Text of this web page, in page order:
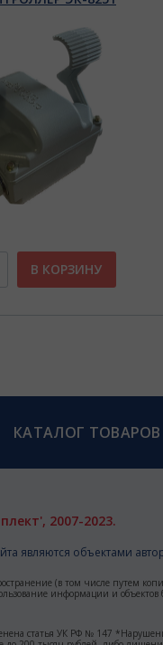
В КОРЗИНУ
КАТАЛОГ ТОВАРОВ
2007-2023.
являются объектами
(в том числе путем
информации и объектов
статья УК РФ № 147